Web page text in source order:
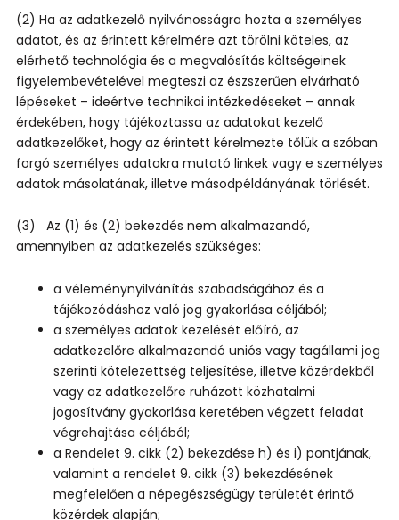
(2) Ha az adatkezelő nyilvánosságra hozta a személyes
adatot, és az érintett kérelmére azt törölni köteles, az
elérhető technológia és a megvalósítás költségeinek
figyelembevételével megteszi az észszerűen elvárható
lépéseket – ideértve technikai intézkedéseket – annak
érdekében, hogy tájékoztassa az adatokat kezelő
adatkezelőket, hogy az érintett kérelmezte tőlük a szóban
forgó személyes adatokra mutató linkek vagy e személyes
adatok másolatának, illetve másodpéldányának törlését.
(3) Az (1) és (2) bekezdés nem alkalmazandó,
amennyiben az adatkezelés szükséges:
a véleménynyilvánítás szabadságához és a
tájékozódáshoz való jog gyakorlása céljából;
a személyes adatok kezelését előíró, az
adatkezelőre alkalmazandó uniós vagy tagállami jog
szerinti kötelezettség teljesítése, illetve közérdekből
vagy az adatkezelőre ruházott közhatalmi
jogosítvány gyakorlása keretében végzett feladat
végrehajtása céljából;
a Rendelet 9. cikk (2) bekezdése h) és i) pontjának,
valamint a rendelet 9. cikk (3) bekezdésének
megfelelően a népegészségügy területét érintő
közérdek alapján;